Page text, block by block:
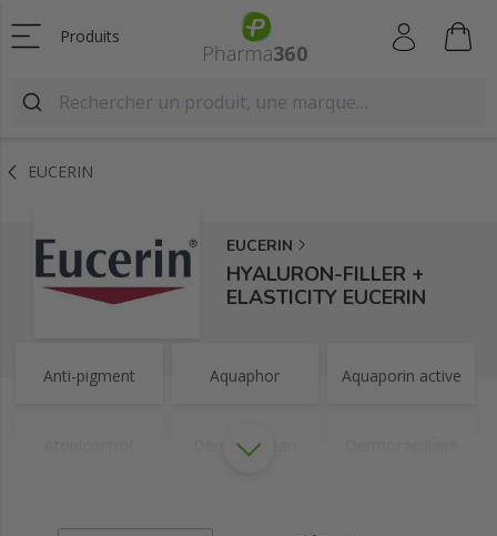
Produits
EUCERIN
EUCERIN
HYALURON-FILLER +
ELASTICITY EUCERIN
Anti-pigment Aquaphor Aquaporin active
Dermatoclean